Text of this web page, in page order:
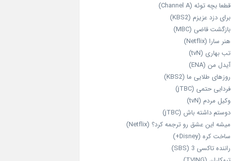
قطعا بچه توئه (Channel A)
برای دزد عزیزم (KBS2)
بازگشت قاضی (MBC)
هنر سارا (Netflix)
تب بهاری (tvN)
آیدل من (ENA)
روزهای طلایی ما (KBS2)
فردایی حتمی (jTBC)
وکیل مردم (tvN)
دوستم داشته باش (jTBC)
میشه این عشق رو ترجمه کرد؟ (Netflix)
ساخت کره (Disney+)
راننده تاکسی 3 (SBS)